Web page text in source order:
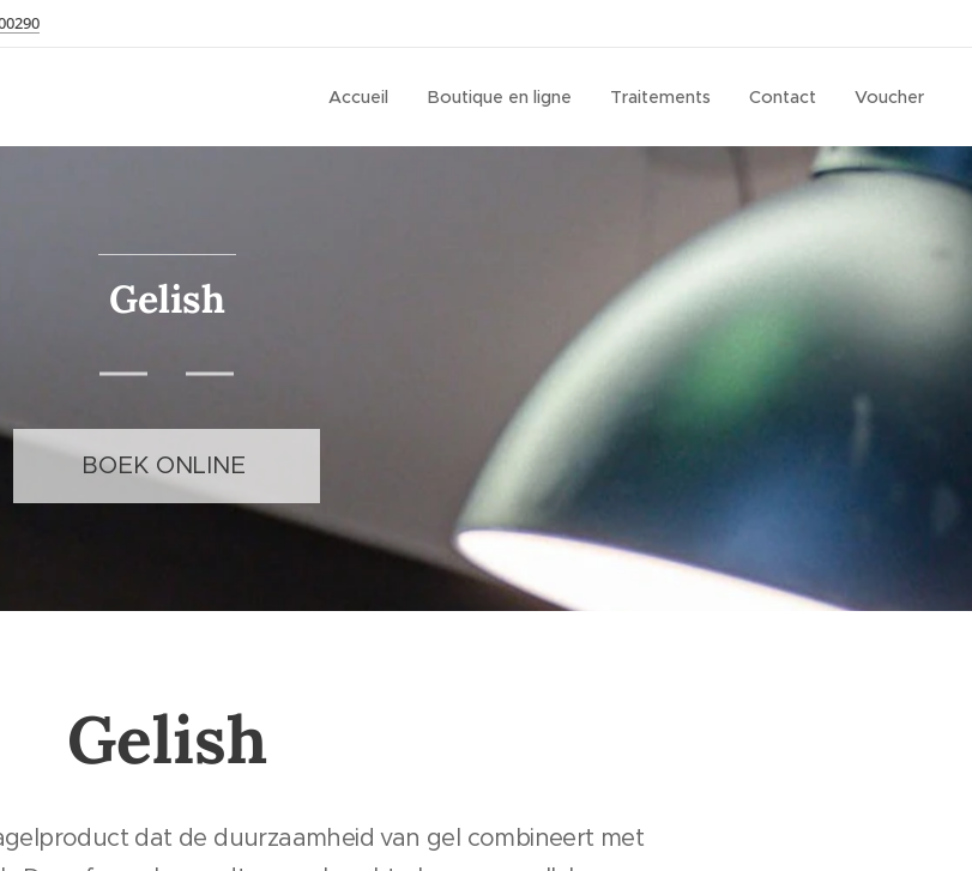
Accueil Boutique en ligne Traitements Contact Voucher
Gelish
BOEK ONLINE
Gelish
dat de duurzaamheid van gel combineert met